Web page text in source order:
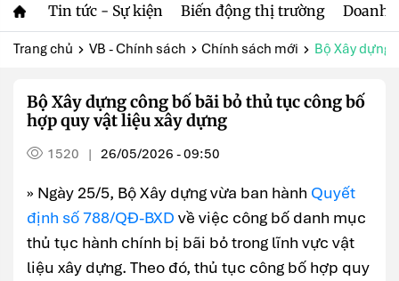
Tin tức - Sự kiện Biến động thị trường Doanh
Trang chủ VB - Chính sách Chính sách mới Bộ Xây dựng
Bộ Xây dựng công bố bãi bỏ thủ tục công bố
hợp quy vật liệu xây dựng
1520 | 26/05/2026 - 09:50
» Ngày 25/5, Bộ Xây dựng vừa ban hành Quyết
định số 788/QĐ-BXD về việc công bố danh mục
thủ tục hành chính bị bãi bỏ trong lĩnh vực vật
liệu xây dựng. Theo đó, thủ tục công bố hợp quy